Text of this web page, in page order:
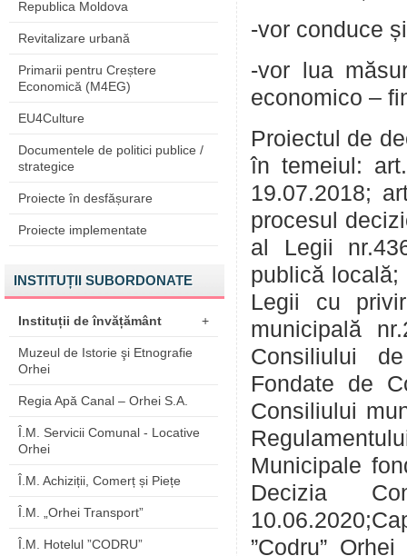
Republica Moldova
Revitalizare urbană
Primarii pentru Creștere
Economică (M4EG)
EU4Culture
Documentele de politici publice /
strategice
Proiecte în desfășurare
Proiecte implementate
INSTITUȚII SUBORDONATE
Instituții de învățământ +
Muzeul de Istorie şi Etnografie
Orhei
Regia Apă Canal – Orhei S.A.
Î.M. Servicii Comunal - Locative
Orhei
Î.M. Achiziții, Comerț și Piețe
Î.M. „Orhei Transport”
Î.M. Hotelul ”CODRU”
-vor conduce
-vor lua
economico –
Proiectul de
în temeiul:
19.07.2018;
procesul
al Legii
publică locală;
Legii cu
municipală
Consiliului
Fondate de
Consiliului
Municipale
Decizia
”Codru”